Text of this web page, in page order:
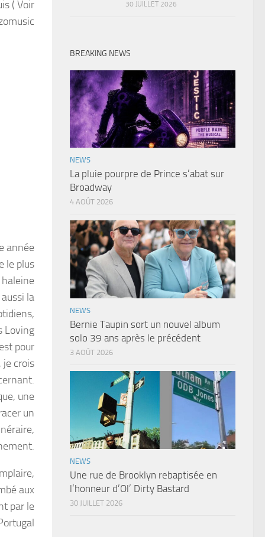
( Voir
année
le plus
haleine
la
Loving
pour
je crois
une
un
aux
par le
30 JUILLET 2026
BREAKING NEWS
NEWS
La pluie pourpre de Prince s’abat sur
Broadway
4 AOÛT 2026
NEWS
Bernie Taupin sort un nouvel album
solo 39 ans après le précédent
3 AOÛT 2026
NEWS
Une rue de Brooklyn rebaptisée en
l’honneur d’Ol’ Dirty Bastard
30 JUILLET 2026